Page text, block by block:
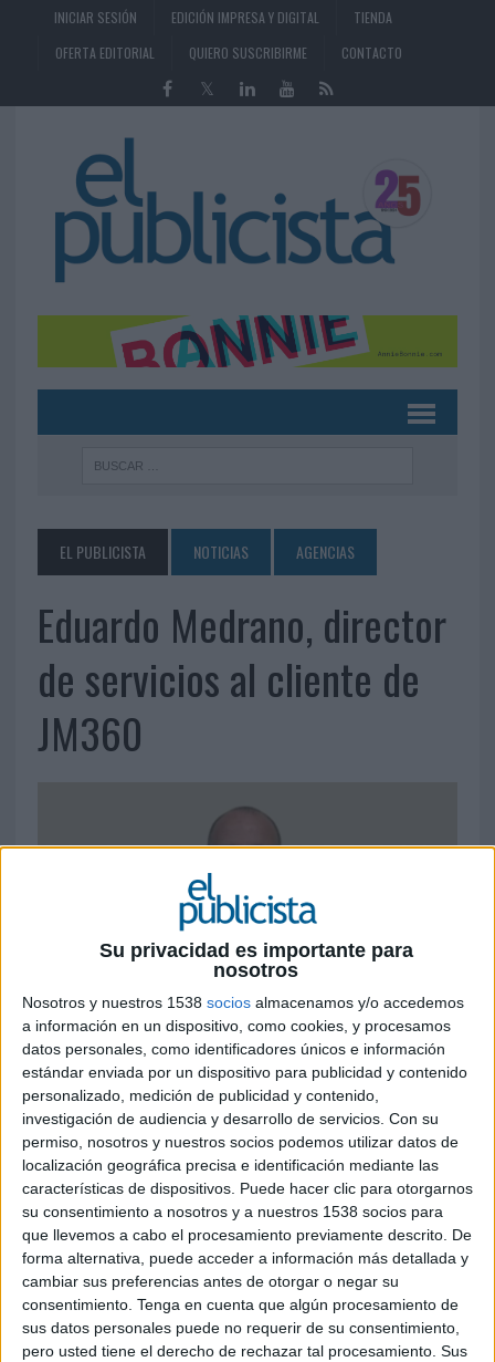
Su privacidad es importante para
nosotros
Nosotros y nuestros 1538 socios almacenamos y/o accedemos
a información en un dispositivo, como cookies, y procesamos
datos personales, como identificadores únicos e información
estándar enviada por un dispositivo para publicidad y contenido
personalizado, medición de publicidad y contenido,
investigación de audiencia y desarrollo de servicios. Con su
permiso, nosotros y nuestros socios podemos utilizar datos de
localización geográfica precisa e identificación mediante las
características de dispositivos. Puede hacer clic para otorgarnos
su consentimiento a nosotros y a nuestros 1538 socios para
que llevemos a cabo el procesamiento previamente descrito. De
forma alternativa, puede acceder a información más detallada y
cambiar sus preferencias antes de otorgar o negar su
consentimiento. Tenga en cuenta que algún procesamiento de
sus datos personales puede no requerir de su consentimiento,
pero usted tiene el derecho de rechazar tal procesamiento. Sus
INICIAR SESIÓN EDICIÓN IMPRESA Y DIGITAL
TIENDA
OFERTA EDITORIAL
QUIERO SUSCRIBIRME CONTACTO
EL PUBLICISTA NOTICIAS AGENCIAS
Eduardo Medrano, director
de servicios al cliente de
JM360
30 DE OCTUBRE DE 2017
La agencia de publicidad JM360 ha incorporado a
Eduardo Medrano como director de servicios al
cliente. Desde las oficinas del Grupo JM en
Madrid, reportará directamente al director
general de la agencia, Juan Miguel Flores.
Medrano obtuvo el título de marketing por el
Centro Español de Nuevas Profesiones para
posteriormente graduarse en Publicidad y
Relaciones Públicas por CENP Publicidad y RRPP.